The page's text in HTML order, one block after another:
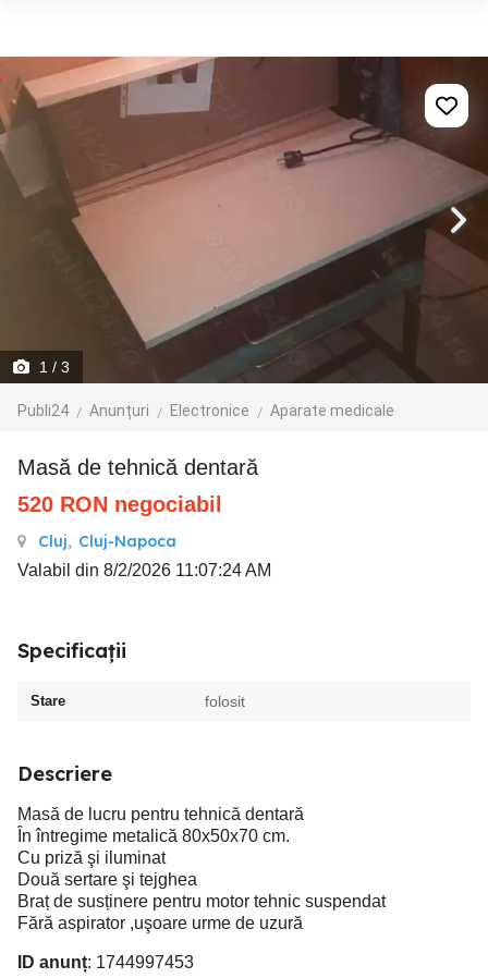
1 / 3
Publi24 Anunțuri Electronice Aparate medicale
Masă de tehnică dentară
520 RON negociabil
Cluj, Cluj-Napoca
Valabil din 8/2/2026 11:07:24 AM
Specificații
Stare folosit
Descriere
Masă de lucru pentru tehnică dentară
În întregime metalică 80x50x70 cm.
Cu priză şi iluminat
Două sertare şi tejghea
Braț de susținere pentru motor tehnic suspendat
Fără aspirator ,uşoare urme de uzură
ID anunț: 1744997453